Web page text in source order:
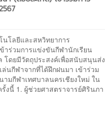
นโลยีและสหวิทยาการ
าร่วมการแข่งขันกีฬานักเรียน
โดยมีวัตถุประสงค์เพื่อสนับสนุนส่ง
นกีฬาจากที่ได้ฝึกฝนมา เข้าร่วม
มกีฬาเทศบาลนครเชียงใหม่ ใน
งนี้ 1. ผู้ช่วยศาสตราจารย์ศิรินภา